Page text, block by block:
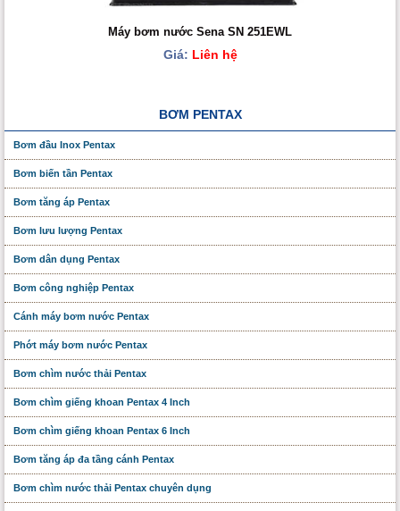
Máy bơm nước Sena SN 251EWL
Giá: Liên hệ
BƠM PENTAX
Bơm đầu Inox Pentax
Bơm biến tần Pentax
Bơm tăng áp Pentax
Bơm lưu lượng Pentax
Bơm dân dụng Pentax
Bơm công nghiệp Pentax
Cánh máy bơm nước Pentax
Phớt máy bơm nước Pentax
Bơm chìm nước thải Pentax
Bơm chìm giếng khoan Pentax 4 Inch
Bơm chìm giếng khoan Pentax 6 Inch
Bơm tăng áp đa tầng cánh Pentax
Bơm chìm nước thải Pentax chuyên dụng